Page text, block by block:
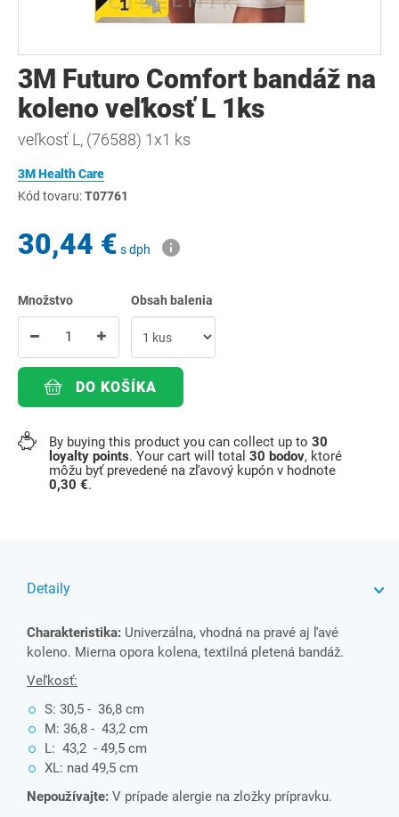
3M Futuro Comfort bandáž na
koleno veľkosť L 1ks
veľkosť L, (76588) 1x1 ks
3M Health Care
Kód tovaru:T07761
30,44 € s dph
Množstvo Obsah balenia
DO KOŠÍKA
By buying this product you can collect up to 30
loyalty points. Your cart will total 30 bodov, ktoré
môžu byť prevedené na zľavový kupón v hodnote
0,30 €.
Detaily
Charakteristika: Univerzálna, vhodná na pravé aj ľavé
koleno. Mierna opora kolena, textilná pletená bandáž.
Veľkosť:
S: 30,5 - 36,8 cm
M: 36,8 - 43,2 cm
L: 43,2 - 49,5 cm
XL: nad 49,5 cm
Nepoužívajte: V prípade alergie na zložky prípravku.